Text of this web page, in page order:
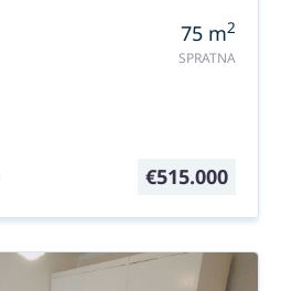
75 m2
SPRATNA
€515.000